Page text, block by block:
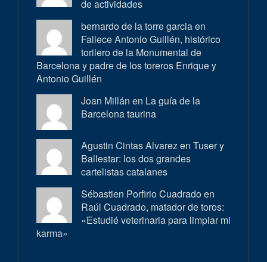
de actividades
bernardo de la torre garcia en
Fallece Antonio Guillén, histórico
torilero de la Monumental de
Barcelona y padre de los toreros Enrique y
Antonio Guillén
Joan Millán en La guía de la
Barcelona taurina
Agustin Cintas Alvarez en Tuser y
Ballestar: los dos grandes
cartelistas catalanes
Sébastien Porfirio Cuadrado en
Raúl Cuadrado, matador de toros:
«Estudié veterinaria para limpiar mi
karma»